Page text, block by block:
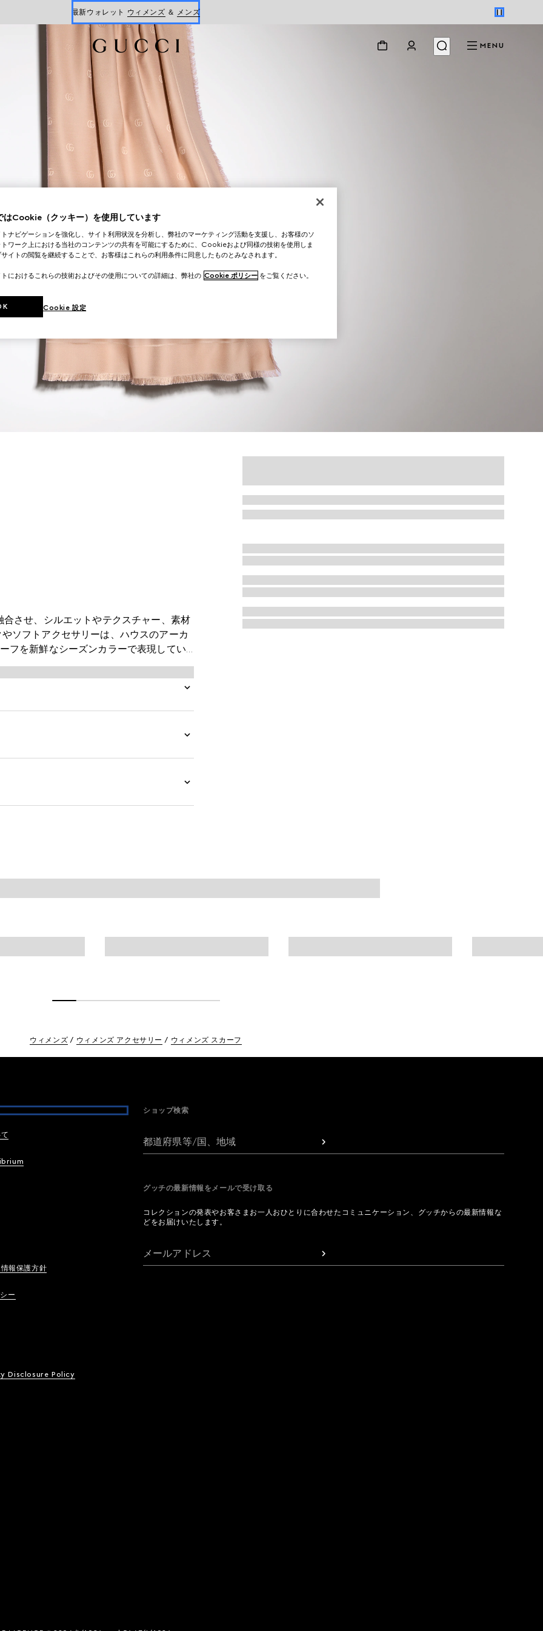
Gucci x 安藤七宝店
オンライン限定 〔GGマーモント〕
MENU
させ、シルエットやテクスチャー、素材
ソフトアクセサリーは、ハウスのアーカ
フを新鮮なシーズンカラーで表現してい
てられ、フリンジ トリムがあしらわれて
ウィメンズ ウィメンズ アクセサリー ウィメンズ スカーフ
報保護方針
ー
Disclosure Policy
ショップ検索
都道府県等/国、地域
グッチの最新情報をメールで受け取る
コレクションの発表やお客さまお一人おひとりに合わせたコミュニケーション、グッチからの最新情報な
どをお届けいたします。
メールアドレス
はCookie（クッキー）を使用しています
ナビゲーションを強化し、サイト利用状況を分析し、弊社のマーケティング活動を支援し、お客様のソ
トワーク上における当社のコンテンツの共有を可能にするために、Cookieおよび同様の技術を使用しま
イトの閲覧を継続することで、お客様はこれらの利用条件に同意したものとみなされます。
におけるこれらの技術およびその使用についての詳細は、弊社の Cookie ポリシー をご覧ください。
Cookie 設定